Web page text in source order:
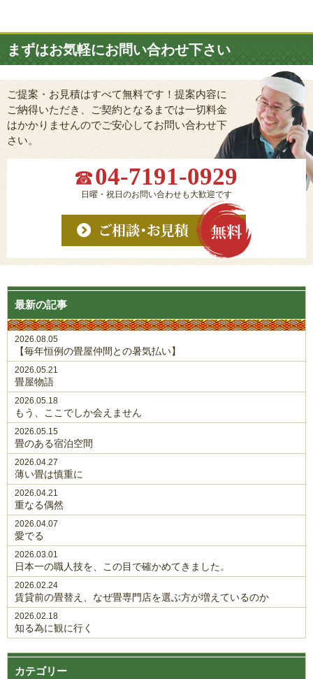
まずはお気軽にお問い合わせ下さい
ご提案・お見積はすべて無料です！提案内容に
ご納得いただき、ご契約となるまでは一切料金
はかかりませんのでご安心してお問い合わせ下
さい。
04-7191-0929
日曜・祝日のお問い合わせも大歓迎です
最新の記事
2026.08.05
【毎年恒例の畳屋仲間との暑気払い】
2026.05.21
畳屋物語
2026.05.18
もう、ここでしか会えません
2026.05.15
畳のある宿泊空間
2026.04.27
薄い畳は慎重に
2026.04.21
重なる偶然
2026.04.07
愛でる
2026.03.01
日本一の職人技を、この目で確かめてきました。
2026.02.24
賃貸前の畳替え、なぜ畳専門店を選ぶ方が増えているのか
2026.02.18
知る為に観に行く
カテゴリー